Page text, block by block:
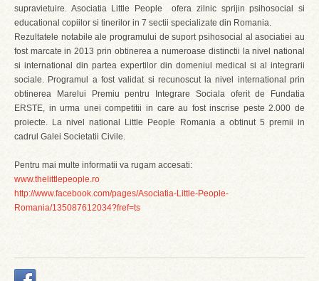
supravietuire. Asociatia Little People ofera zilnic sprijin psihosocial si
educational copiilor si tinerilor in 7 sectii specializate din Romania.
Rezultatele notabile ale programului de suport psihosocial al asociatiei au
fost marcate in 2013 prin obtinerea a numeroase distinctii la nivel national
si international din partea expertilor din domeniul medical si al integrarii
sociale. Programul a fost validat si recunoscut la nivel international prin
obtinerea Marelui Premiu pentru Integrare Sociala oferit de Fundatia
ERSTE, in urma unei competitii in care au fost inscrise peste 2.000 de
proiecte. La nivel national Little People Romania a obtinut 5 premii in
cadrul Galei Societatii Civile.
Pentru mai multe informatii va rugam accesati:
www.thelittlepeople.ro
http://www.facebook.com/pages/Asociatia-Little-People-
Romania/135087612034?fref=ts